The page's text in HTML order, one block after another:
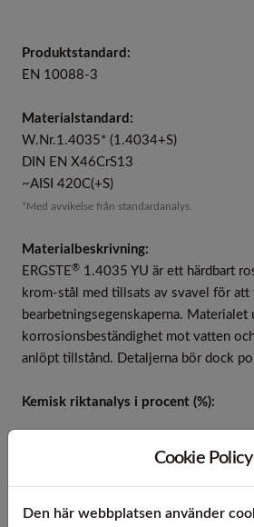
Produktstandard:
EN 10088-3
Materialstandard:
W.Nr.1.4035* (1.4034+S)
DIN EN X46CrS13
~AISI 420C(+S)
*Med avvikelse från standardanalys.
Materialbeskrivning:
ERGSTE® 1.4035 YU är ett härdbart
krom-stål med tillsats av svavel för att
bearbetningsegenskaperna. Materialet
korrosionsbeständighet mot vatten
anlöpt tillstånd. Detaljerna bör dock
Kemisk riktanalys i procent (%):
ERGSTE
0,43 – 0,50
Mangan [Mn] max.
1,00
Cookie Policy
Den här webbplatsen använder